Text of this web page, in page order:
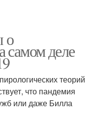
о
самом деле
теорий
что пандемия
или даже Билла